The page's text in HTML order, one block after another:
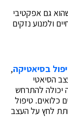
גם אפקטיבי
ולמנוע נזקים
בסיאטיקה,
הסיאטי
יכולה להתרחש
כלואים. טיפול
לחץ על העצב